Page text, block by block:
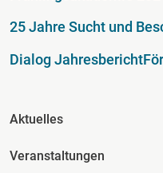
25 Jahre Sucht und
Dialog Jahresbericht
Fusszeile Spalte 2
Aktuelles
Veranstaltungen